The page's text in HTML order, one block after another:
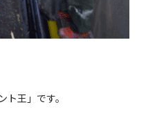
王」です。